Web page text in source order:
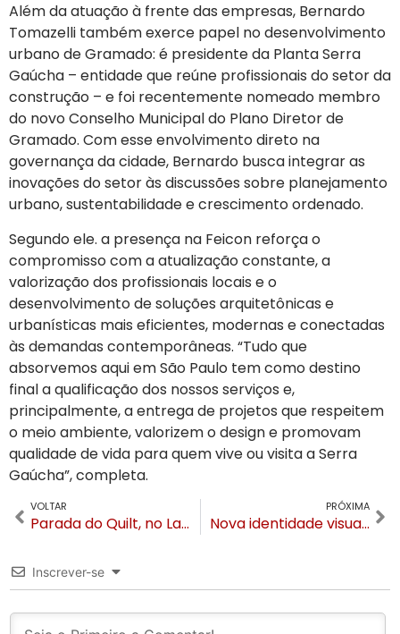
Além da atuação à frente das empresas, Bernardo
Tomazelli também exerce papel no desenvolvimento
urbano de Gramado: é presidente da Planta Serra
Gaúcha – entidade que reúne profissionais do setor da
construção – e foi recentemente nomeado membro
do novo Conselho Municipal do Plano Diretor de
Gramado. Com esse envolvimento direto na
governança da cidade, Bernardo busca integrar as
inovações do setor às discussões sobre planejamento
urbano, sustentabilidade e crescimento ordenado.
Segundo ele. a presença na Feicon reforça o
compromisso com a atualização constante, a
valorização dos profissionais locais e o
desenvolvimento de soluções arquitetônicas e
urbanísticas mais eficientes, modernas e conectadas
às demandas contemporâneas. “Tudo que
absorvemos aqui em São Paulo tem como destino
final a qualificação dos nossos serviços e,
principalmente, a entrega de projetos que respeitem
o meio ambiente, valorizem o design e promovam
qualidade de vida para quem vive ou visita a Serra
Gaúcha”, completa.
VOLTAR
Parada do Quilt, no Lago Joaquina Rita Bier, terá banda e desfile de artistas neste sábado (12) em Gramado
PRÓXIMA
Nova identidade visual marca os primeiros 100 dias de modernização na Câmara de Gramado
Inscrever-se